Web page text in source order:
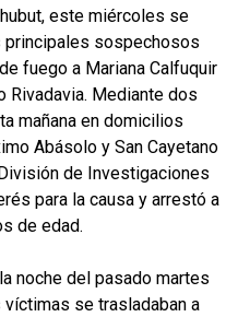
este miércoles se
principales sospechosos
fuego a Mariana Calfuquir
Rivadavia. Mediante dos
mañana en domicilios
Abásolo y San Cayetano
de Investigaciones
para la causa y arrestó a
de edad.
noche del pasado martes
se trasladaban a